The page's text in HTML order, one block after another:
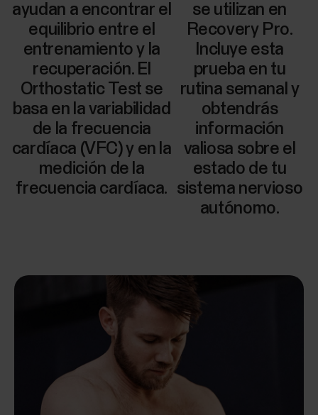
ayudan a encontrar el
equilibrio entre el
entrenamiento y la
recuperación. El
Orthostatic Test se
basa en la variabilidad
de la frecuencia
cardíaca (VFC) y en la
medición de la
frecuencia cardíaca.
se utilizan en
Recovery Pro.
Incluye esta
prueba en tu
rutina semanal y
obtendrás
información
valiosa sobre el
estado de tu
sistema nervioso
autónomo.